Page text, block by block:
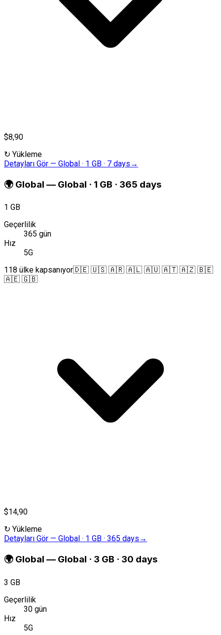
$8,90
↻ Yükleme
Detayları Gör — Global · 1 GB · 7 days →
🌍 Global — Global · 1 GB · 365 days
1 GB
Geçerlilik
365 gün
Hız
5G
118 ülke kapsanıyor🇩🇪 🇺🇸 🇦🇷 🇦🇱 🇦🇺 🇦🇹 🇦🇿 🇧🇪
🇦🇪 🇬🇧
$14,90
↻ Yükleme
Detayları Gör — Global · 1 GB · 365 days →
🌍 Global — Global · 3 GB · 30 days
3 GB
Geçerlilik
30 gün
Hız
5G